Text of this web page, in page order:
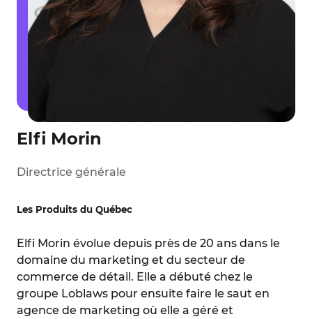
Elfi Morin
Directrice générale
Les Produits du Québec
Elfi Morin évolue depuis près de 20 ans dans le
domaine du marketing et du secteur de
commerce de détail. Elle a débuté chez le
groupe Loblaws pour ensuite faire le saut en
agence de marketing où elle a géré et